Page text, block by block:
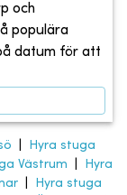
och
populära
datum för att
Hyra stuga
Västrum
Hyra
Hyra stuga